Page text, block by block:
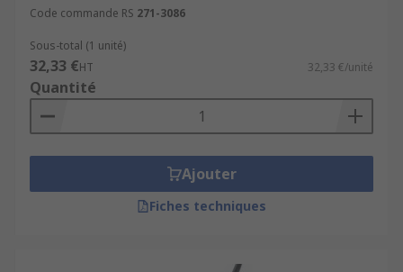
Code commande RS 271-3086
Sous-total (1 unité)
32,33 €HT 32,33 €/unité
Quantité
Ajouter
Fiches techniques